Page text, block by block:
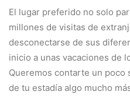
El lugar preferido no solo
millones de visitas de
desconectarse de sus
inicio a unas vacaciones de
Queremos contarte un poco
de tu estadía algo mucho